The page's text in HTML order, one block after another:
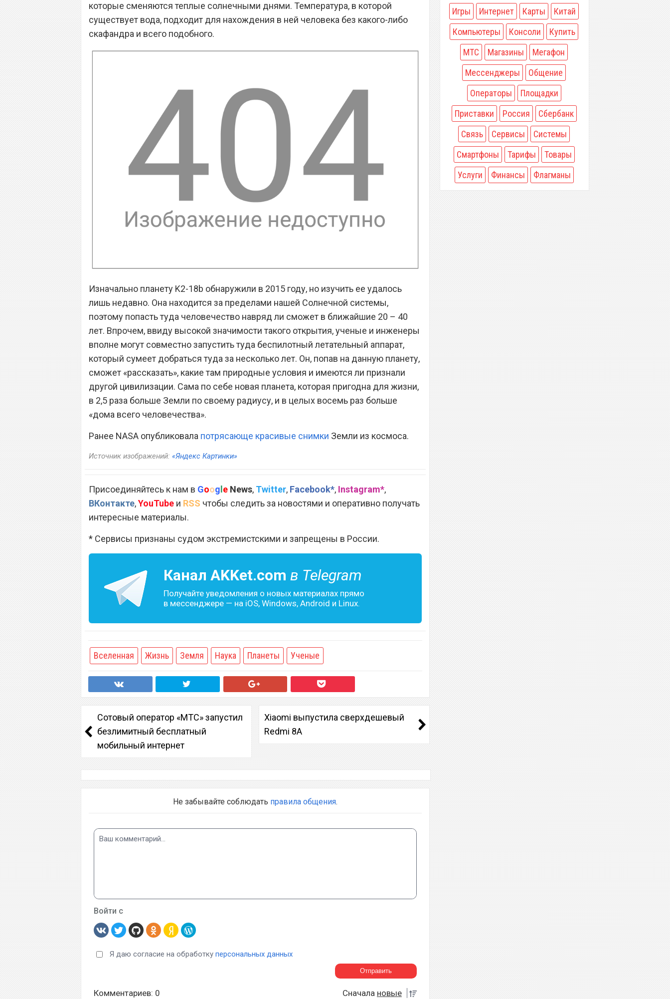
которые сменяются теплые солнечными днями. Температура, в которой
существует вода, подходит для нахождения в ней человека без какого-либо
скафандра и всего подобного.
Изначально планету K2-18b обнаружили в 2015 году, но изучить ее удалось
лишь недавно. Она находится за пределами нашей Солнечной системы,
поэтому попасть туда человечество навряд ли сможет в ближайшие 20 – 40
лет. Впрочем, ввиду высокой значимости такого открытия, ученые и инженеры
вполне могут совместно запустить туда беспилотный летательный аппарат,
который сумеет добраться туда за несколько лет. Он, попав на данную планету,
сможет «рассказать», какие там природные условия и имеются ли признали
другой цивилизации. Сама по себе новая планета, которая пригодна для жизни,
в 2,5 раза больше Земли по своему радиусу, и в целых восемь раз больше
«дома всего человечества».
Ранее NASA опубликовала потрясающе красивые снимки Земли из космоса.
Источник изображений: «Яндекс Картинки»
Присоединяйтесь к нам в Google News, Twitter, Facebook*, Instagram*,
ВКонтакте,YouTube и RSS чтобы следить за новостями и оперативно получать
интересные материалы.
* Сервисы признаны судом экстремистскими и запрещены в России.
Канал AKKet.com в Telegram
Получайте уведомления о новых материалах прямо
в мессенджере — на iOS, Windows, Android и Linux.
Вселенная Жизнь Земля Наука Планеты Ученые
Сотовый оператор «МТС» запустил
безлимитный бесплатный
мобильный интернет
Xiaomi выпустила сверхдешевый
Redmi 8A
Не забывайте соблюдать правила общения.
Войти с
Я даю согласие на обработку персональных данных
Комментариев: 0 Сначала новые
Игры
Интернет Карты
Китай
Компьютеры
Консоли
Купить
МТС
Магазины
Мегафон
Мессенджеры
Общение
Операторы
Площадки
Приставки
Россия
Сбербанк
Связь
Сервисы
Системы
Смартфоны
Тарифы
Товары
Услуги
Финансы Флагманы